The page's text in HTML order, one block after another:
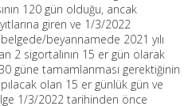
120 gün olduğu, ancak
giren ve 1/3/2022
beyannamede 2021 yılı
2 sigortalının 15 er gün olarak
güne tamamlanması gerektiğinin
olan 15 er günlük gün ve
1/3/2022 tarihinden önce